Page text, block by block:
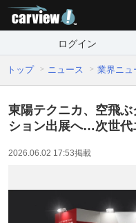
ログイン
トップ ニュース 業界ニュ
東陽テクニカ、空飛
ション出展へ…次世代
2026.06.02 17:53掲載